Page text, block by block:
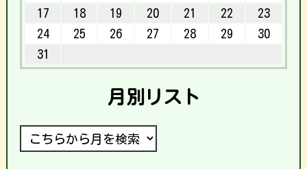
17
18 19 20 21 22
23
24
25 26 27 28 29
30
31
月別リスト